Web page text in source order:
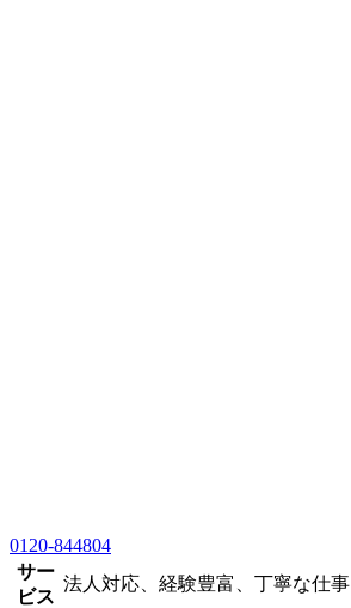
0120-844804
サー
ビス
法人対応、経験豊富、丁寧な仕事